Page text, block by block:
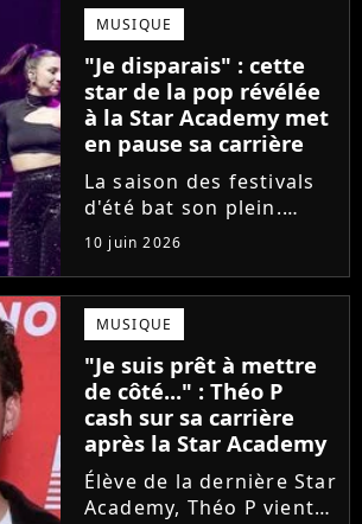
MUSIQUE
"Je disparais" : cette
star de la pop révélée
à la Star Academy met
en pause sa carrière
La saison des festivals
d'été bat son plein.
Avant sa venue à
Solidays ou aux
Francofolies, cette
chanteuse phare de la
pop francophone fait
une annonce de taille :
une fois sa tournée...
10 juin 2026
MUSIQUE
"Je suis prêt à mettre
de côté..." : Théo P
cash sur sa carrière
après la Star Academy
Élève de la dernière Star
Academy, Théo P vient